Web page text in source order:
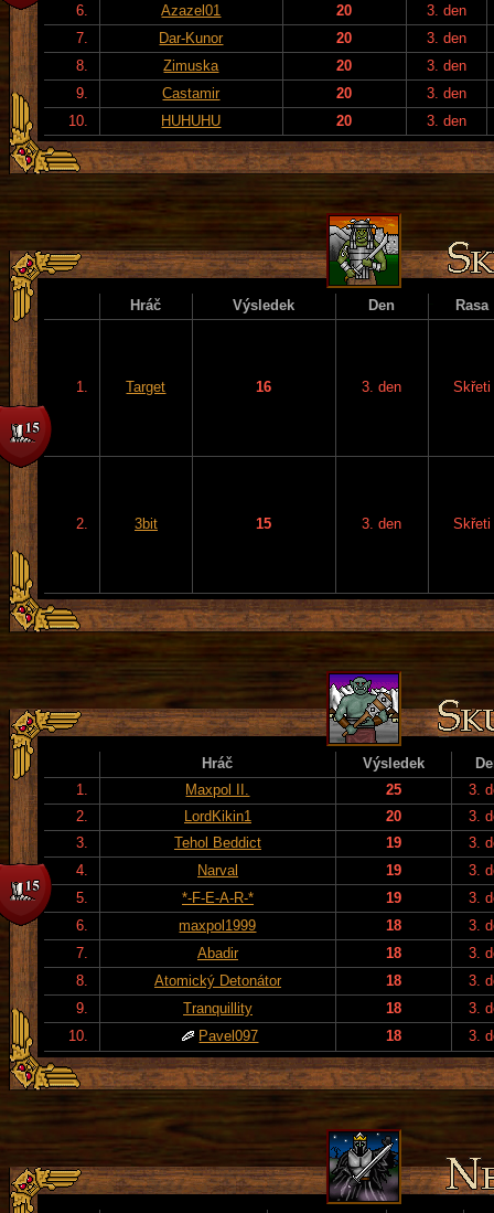
6.
Azazel01 20
3. den
7.
Dar-Kunor 20
3. den
8.
Zimuska 20
3. den
9.
Castamir 20
3. den
10.
HUHUHU 20 3. den
Hráč Výsledek Den Rasa
1. Target 16 3. den Skřeti
2. 3bit 15 3. den Skřeti
Hráč Výsledek
1.
Maxpol II. 25
3.
2.
LordKikin1 20
3.
3.
Tehol Beddict 19
3.
4.
Narval 19
3.
5.
*-F-E-A-R-* 19
3.
6.
maxpol1999 18
3.
7.
Abadir 18
3.
8.
Atomický Detonátor 18
3.
9.
Tranquillity 18
3.
10.
Pavel097 18 3.